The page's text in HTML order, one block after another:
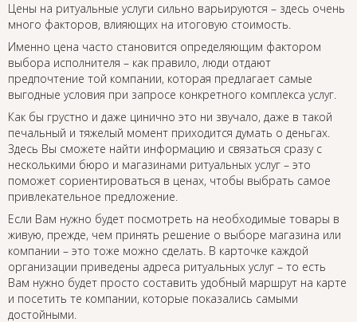
Цены на ритуальные услуги сильно варьируются – здесь очень
много факторов, влияющих на итоговую стоимость.
Именно цена часто становится определяющим фактором
выбора исполнителя – как правило, люди отдают
предпочтение той компании, которая предлагает самые
выгодные условия при запросе конкретного комплекса услуг.
Как бы грустно и даже цинично это ни звучало, даже в такой
печальный и тяжелый момент приходится думать о деньгах.
Здесь Вы сможете найти информацию и связаться сразу с
несколькими бюро и магазинами ритуальных услуг – это
поможет сориентироваться в ценах, чтобы выбрать самое
привлекательное предложение.
Если Вам нужно будет посмотреть на необходимые товары в
живую, прежде, чем принять решение о выборе магазина или
компании – это тоже можно сделать. В карточке каждой
организации приведены адреса ритуальных услуг – то есть
Вам нужно будет просто составить удобный маршрут на карте
и посетить те компании, которые показались самыми
достойными.